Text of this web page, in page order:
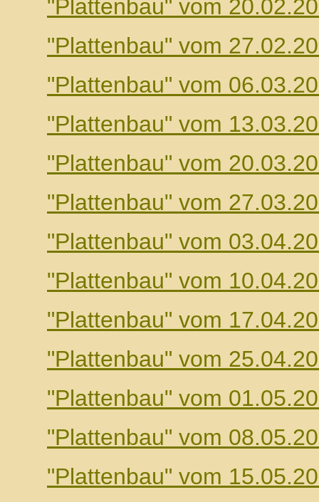
"Plattenbau" vom
"Plattenbau" vom
"Plattenbau" vom
"Plattenbau" vom
"Plattenbau" vom
"Plattenbau" vom
"Plattenbau" vom
"Plattenbau" vom
"Plattenbau" vom
"Plattenbau" vom
"Plattenbau" vom
"Plattenbau" vom
"Plattenbau" vom